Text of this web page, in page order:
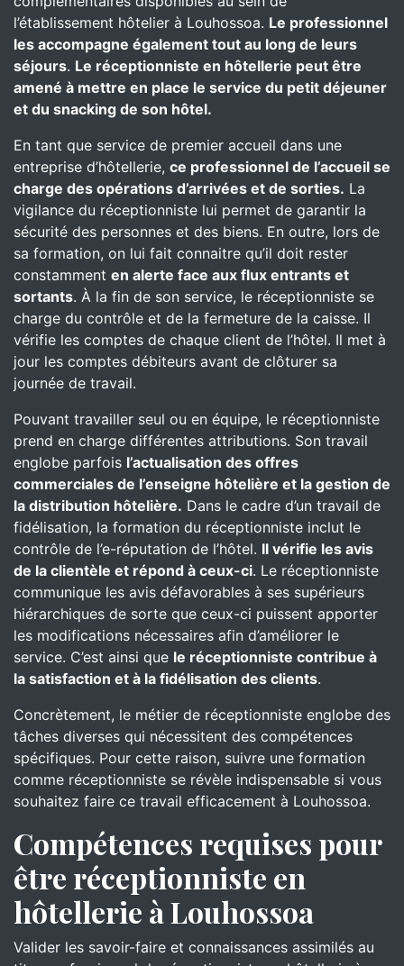
l’établissement hôtelier à Louhossoa. Le professionnel
les accompagne également tout au long de leurs
séjours. Le réceptionniste en hôtellerie peut être
amené à mettre en place le service du petit déjeuner
et du snacking de son hôtel.
En tant que service de premier accueil dans une
entreprise d’hôtellerie, ce professionnel de l’accueil se
charge des opérations d’arrivées et de sorties. La
vigilance du réceptionniste lui permet de garantir la
sécurité des personnes et des biens. En outre, lors de
sa formation, on lui fait connaitre qu’il doit rester
constamment en alerte face aux flux entrants et
sortants. À la fin de son service, le réceptionniste se
charge du contrôle et de la fermeture de la caisse. Il
vérifie les comptes de chaque client de l’hôtel. Il met à
jour les comptes débiteurs avant de clôturer sa
journée de travail.
Pouvant travailler seul ou en équipe, le réceptionniste
prend en charge différentes attributions. Son travail
englobe parfois l’actualisation des offres
commerciales de l’enseigne hôtelière et la gestion de
la distribution hôtelière. Dans le cadre d’un travail de
fidélisation, la formation du réceptionniste inclut le
contrôle de l’e-réputation de l’hôtel. Il vérifie les avis
de la clientèle et répond à ceux-ci. Le réceptionniste
communique les avis défavorables à ses supérieurs
hiérarchiques de sorte que ceux-ci puissent apporter
les modifications nécessaires afin d’améliorer le
service. C’est ainsi que le réceptionniste contribue à
la satisfaction et à la fidélisation des clients.
Concrètement, le métier de réceptionniste englobe des
tâches diverses qui nécessitent des compétences
spécifiques. Pour cette raison, suivre une formation
comme réceptionniste se révèle indispensable si vous
souhaitez faire ce travail efficacement à Louhossoa.
Compétences requises pour
être réceptionniste en
hôtellerie à Louhossoa
Valider les savoir-faire et connaissances assimilés au